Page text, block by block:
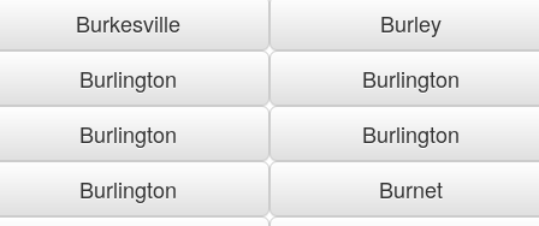
Burkesville
Burley
Burlington
Burlington
Burlington
Burlington
Burlington
Burnet